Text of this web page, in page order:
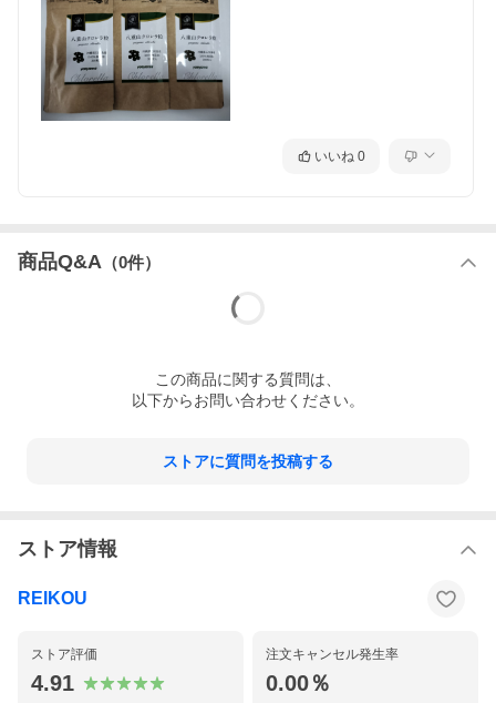
いいね 0
商品Q&A （0件）
この商品に関する質問は、
以下からお問い合わせください。
ストアに質問を投稿する
ストア情報
REIKOU
ストア評価
4.91
注文キャンセル発生率
0.00％